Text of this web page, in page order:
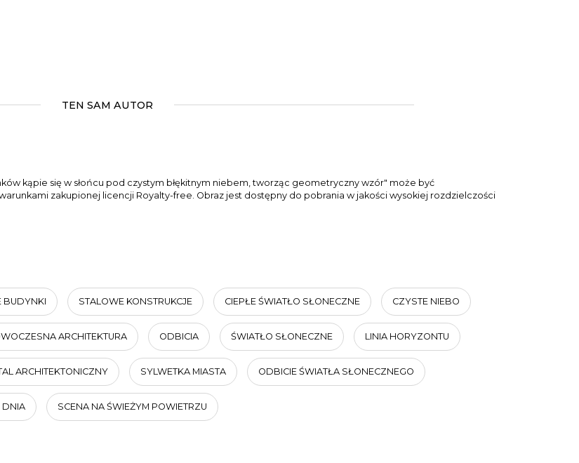
TEN SAM AUTOR
kąpie się w słońcu pod czystym błękitnym niebem, tworząc geometryczny wzór" może być
zakupionej licencji Royalty-free. Obraz jest dostępny do pobrania w jakości wysokiej rozdzielczości
BUDYNKI STALOWE KONSTRUKCJE CIEPŁE ŚWIATŁO SŁONECZNE CZYSTE NIEBO
ARCHITEKTURA ODBICIA ŚWIATŁO SŁONECZNE LINIA HORYZONTU
ARCHITEKTONICZNY SYLWETKA MIASTA ODBICIE ŚWIATŁA SŁONECZNEGO
DNIA SCENA NA ŚWIEŻYM POWIETRZU